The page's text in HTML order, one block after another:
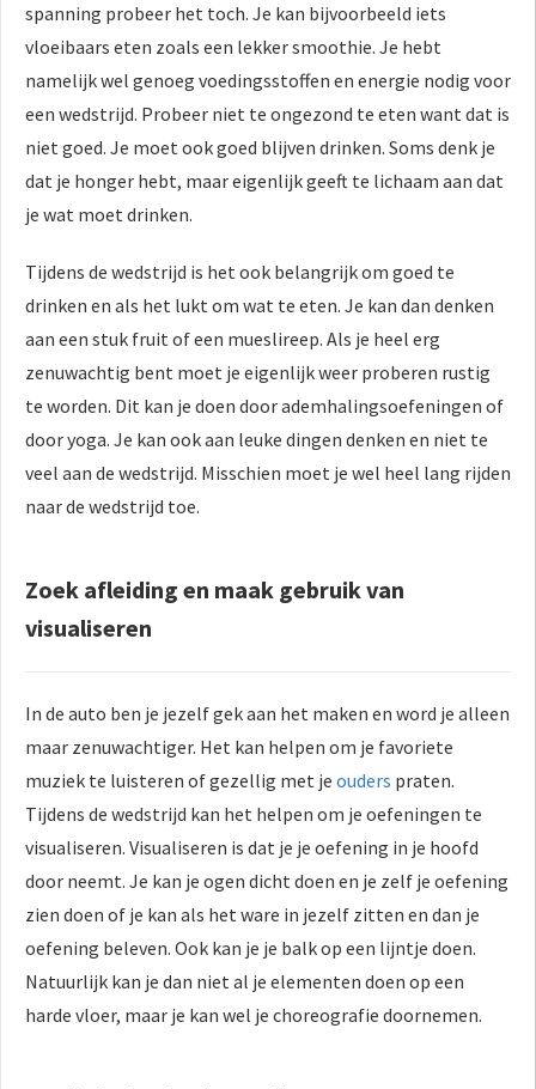
spanning probeer het toch. Je kan bijvoorbeeld iets
vloeibaars eten zoals een lekker smoothie. Je hebt
namelijk wel genoeg voedingsstoffen en energie nodig voor
een wedstrijd. Probeer niet te ongezond te eten want dat is
niet goed. Je moet ook goed blijven drinken. Soms denk je
dat je honger hebt, maar eigenlijk geeft te lichaam aan dat
je wat moet drinken.
Tijdens de wedstrijd is het ook belangrijk om goed te
drinken en als het lukt om wat te eten. Je kan dan denken
aan een stuk fruit of een mueslireep. Als je heel erg
zenuwachtig bent moet je eigenlijk weer proberen rustig
te worden. Dit kan je doen door ademhalingsoefeningen of
door yoga. Je kan ook aan leuke dingen denken en niet te
veel aan de wedstrijd. Misschien moet je wel heel lang rijden
naar de wedstrijd toe.
Zoek afleiding en maak gebruik van
visualiseren
In de auto ben je jezelf gek aan het maken en word je alleen
maar zenuwachtiger. Het kan helpen om je favoriete
muziek te luisteren of gezellig met je ouders praten.
Tijdens de wedstrijd kan het helpen om je oefeningen te
visualiseren. Visualiseren is dat je je oefening in je hoofd
door neemt. Je kan je ogen dicht doen en je zelf je oefening
zien doen of je kan als het ware in jezelf zitten en dan je
oefening beleven. Ook kan je je balk op een lijntje doen.
Natuurlijk kan je dan niet al je elementen doen op een
harde vloer, maar je kan wel je choreografie doornemen.